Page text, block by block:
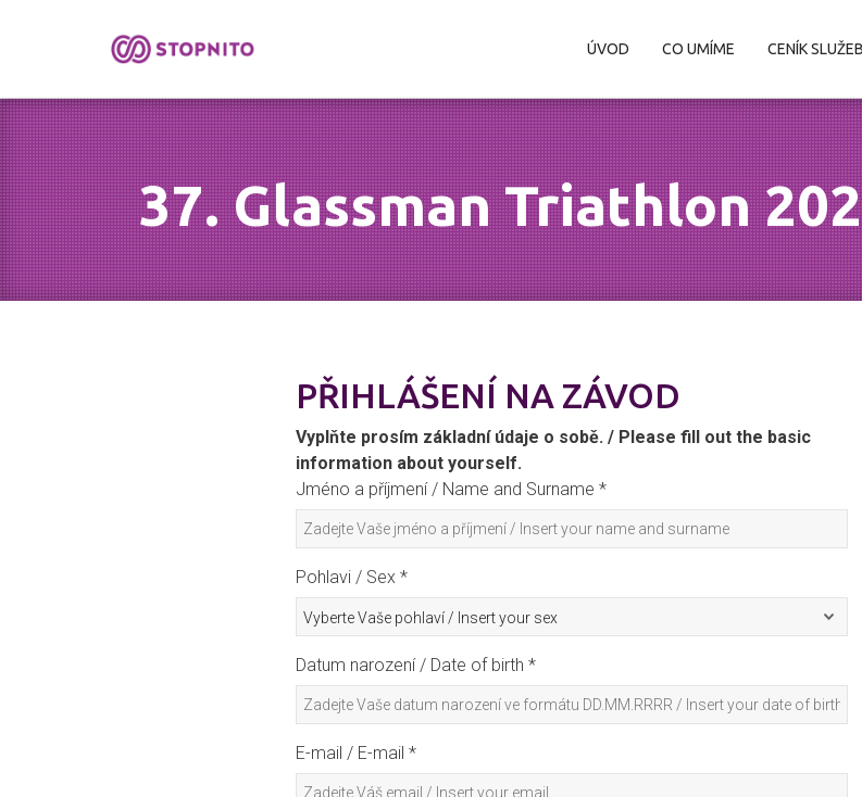
ÚVOD CO UMÍME CENÍK SLUŽEB
37. Glassman Triathlon
PŘIHLÁŠENÍ NA ZÁVOD
Vyplňte prosím základní údaje o sobě. / Please fill out the basic
information about yourself.
Jméno a příjmení / Name and Surname *
Pohlavi / Sex *
Datum narození / Date of birth *
E-mail / E-mail *